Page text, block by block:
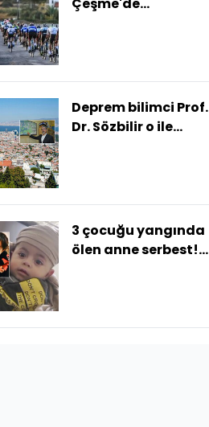
Deprem bilimci Prof.
Dr. Sözbilir o ile
fay var!"
3 çocuğu yangında
ölen anne serbest!